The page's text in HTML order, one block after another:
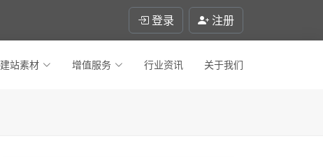
登录 注册
建站素材 增值服务 行业资讯 关于我们